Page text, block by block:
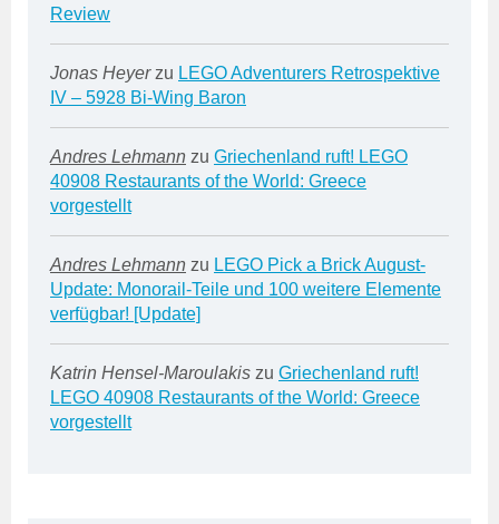
Review
Jonas Heyerzu LEGO Adventurers Retrospektive
IV – 5928 Bi-Wing Baron
Andres Lehmann zu Griechenland ruft! LEGO
40908 Restaurants of the World: Greece
vorgestellt
Andres Lehmann zu LEGO Pick a Brick August-
Update: Monorail-Teile und 100 weitere Elemente
verfügbar! [Update]
Katrin Hensel-Maroulakis zu Griechenland ruft!
LEGO 40908 Restaurants of the World: Greece
vorgestellt